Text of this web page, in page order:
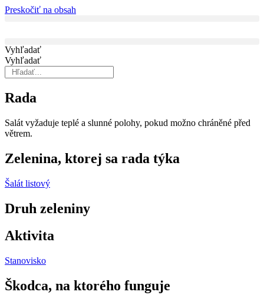
Preskočiť na obsah
Vyhľadať
Vyhľadať
Rada
Salát vyžaduje teplé a slunné polohy, po­kud možno chráněné před
větrem.
Zelenina, ktorej sa rada týka
Šalát listový
Druh zeleniny
Aktivita
Stanovisko
Škodca, na ktorého funguje